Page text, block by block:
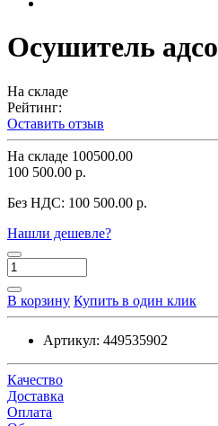
Осушитель
На складе
Рейтинг:
Оставить отзыв
На складе 100500.00
100 500.00 р.
Без НДС: 100 500.00 р.
Нашли дешевле?
В корзину Купить в один клик
Артикул: 449535902
Качество
Доставка
Оплата